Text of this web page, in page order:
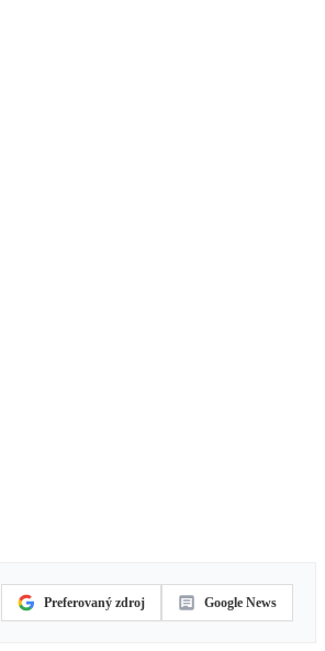
Preferovaný zdroj Google News